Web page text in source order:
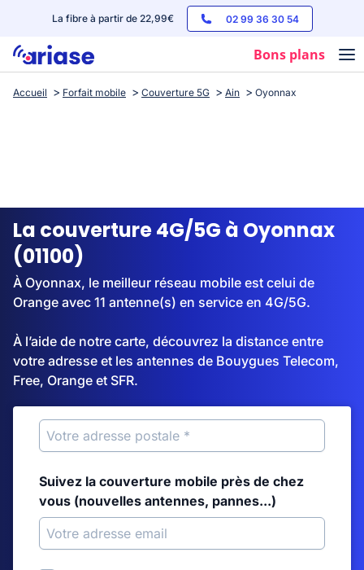
La fibre à partir de 22,99€ 02 99 36 30 54
Bons plans
Box internet
Streaming
Accueil Forfait mobile Couverture 5G Ain Oyonnax
La couverture 4G/5G à Oyonnax
(01100)
À Oyonnax, le meilleur réseau mobile est celui de
Orange avec 11 antenne(s) en service en 4G/5G.
À l’aide de notre carte, découvrez la distance entre
votre adresse et les antennes de Bouygues Telecom,
Free, Orange et SFR.
Suivez la couverture mobile près de chez
vous (nouvelles antennes, pannes...)